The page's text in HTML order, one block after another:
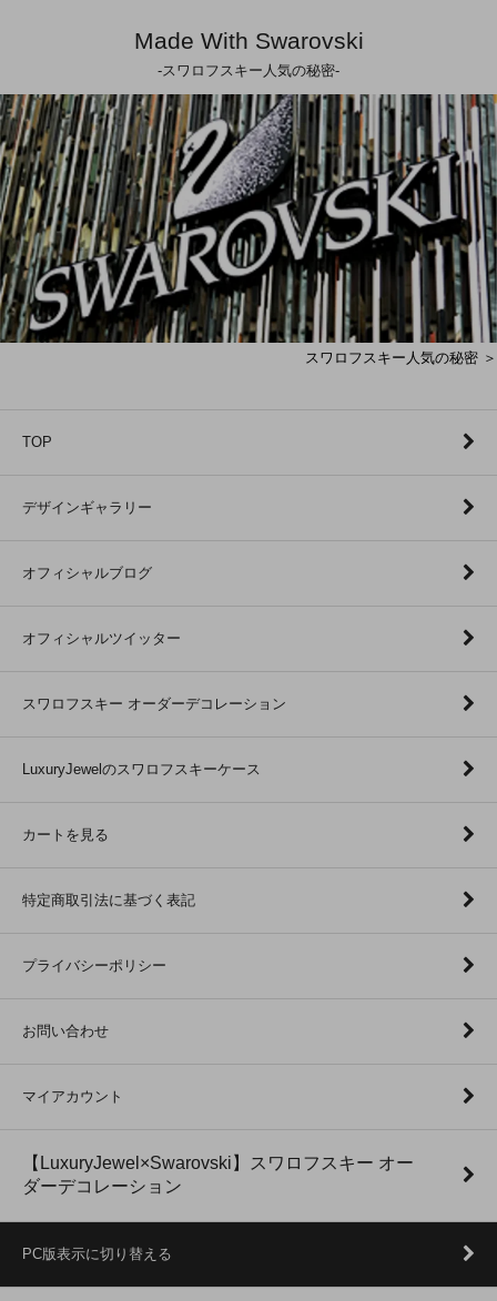
Made With Swarovski
-スワロフスキー人気の秘密-
スワロフスキー人気の秘密 ＞
TOP
デザインギャラリー
オフィシャルブログ
オフィシャルツイッター
スワロフスキー オーダーデコレーション
LuxuryJewelのスワロフスキーケース
カートを見る
特定商取引法に基づく表記
プライバシーポリシー
お問い合わせ
マイアカウント
【LuxuryJewel×Swarovski】スワロフスキー オー
ダーデコレーション
PC版表示に切り替える